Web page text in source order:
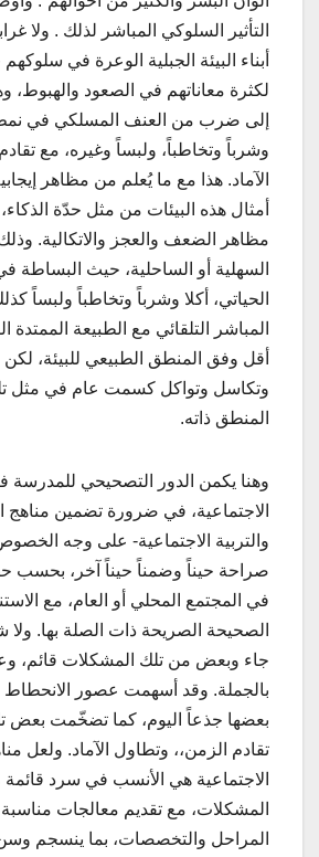
التأثير السلوكي المباشر لذلك . ولا
أبناء البيئة الجبلية الوعرة في
لكثرة معاناتهم في الصعود والهبوط،
إلى ضرب من العنف المسلكي في نمط
وشرباً وتخاطباً، ولبساً وغيره، مع
الآماد. هذا مع ما يُعلم من مظاهر
أمثال هذه البيئات من مثل حدّة
مظاهر الضعف والعجز والاتكالية.
السهلية أو الساحلية، حيث البساطة
الحياتي، أكلا وشرباً وتخاطباً ولبساً
المباشر التلقائي مع الطبيعة الممتدة
أقل وفق المنطق الطبيعي للبيئة،
وتكاسل وتواكل كسمت عام في مثل
المنطق ذاته.
وهنا يكمن الدور التصحيحي للمدرسة
الاجتماعية، في ضرورة تضمين مناهج
والتربية الاجتماعية- على وجه
صراحة حيناً وضمناً حيناً آخر، بحسب
في المجتمع المحلي أو العام، مع
الصحيحة الصريحة ذات الصلة بها. ولا
جاء وبعض من تلك المشكلات قائم،
بالجملة. وقد أسهمت عصور الانحطاط
بعضها جذعاً اليوم، كما تضخّمت بعض
تقادم الزمن،، وتطاول الآماد. ولعل
الاجتماعية هي الأنسب في سرد
المشكلات، مع تقديم معالجات مناسبة
المراحل والتخصصات، بما ينسجم وسن